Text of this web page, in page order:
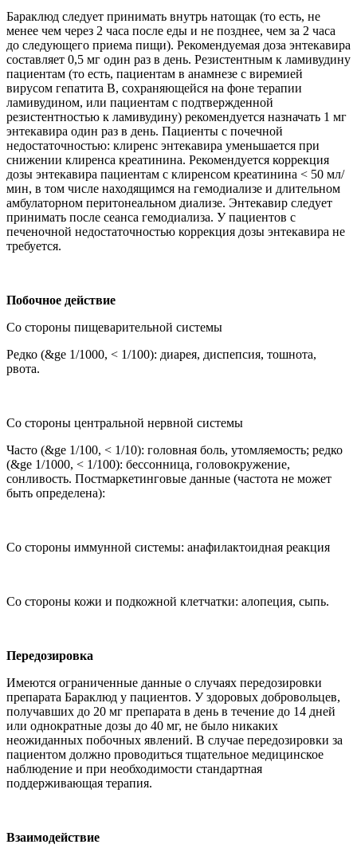
Бараклюд следует принимать внутрь натощак (то есть, не
менее чем через 2 часа после еды и не позднее, чем за 2 часа
до следующего приема пищи). Рекомендуемая доза энтекавира
составляет 0,5 мг один раз в день. Резистентным к ламивудину
пациентам (то есть, пациентам в анамнезе с виремией
вирусом гепатита В, сохраняющейся на фоне терапии
ламивудином, или пациентам с подтвержденной
резистентностью к ламивудину) рекомендуется назначать 1 мг
энтекавира один раз в день. Пациенты с почечной
недостаточностью: клиренс энтекавира уменьшается при
снижении клиренса креатинина. Рекомендуется коррекция
дозы энтекавира пациентам с клиренсом креатинина < 50 мл/
мин, в том числе находящимся на гемодиализе и длительном
амбулаторном перитонеальном диализе. Энтекавир следует
принимать после сеанса гемодиализа. У пациентов с
печеночной недостаточностью коррекция дозы энтекавира не
требуется.
Побочное действие
Со стороны пищеварительной системы
Редко (&ge 1/1000, < 1/100): диарея, диспепсия, тошнота,
рвота.
Со стороны центральной нервной системы
Часто (&ge 1/100, < 1/10): головная боль, утомляемость; редко
(&ge 1/1000, < 1/100): бессонница, головокружение,
сонливость. Постмаркетинговые данные (частота не может
быть определена):
Со стороны иммунной системы: анафилактоидная реакция
Со стороны кожи и подкожной клетчатки: алопеция, сыпь.
Передозировка
Имеются ограниченные данные о случаях передозировки
препарата Бараклюд у пациентов. У здоровых добровольцев,
получавших до 20 мг препарата в день в течение до 14 дней
или однократные дозы до 40 мг, не было никаких
неожиданных побочных явлений. В случае передозировки за
пациентом должно проводиться тщательное медицинское
наблюдение и при необходимости стандартная
поддерживающая терапия.
Взаимодействие